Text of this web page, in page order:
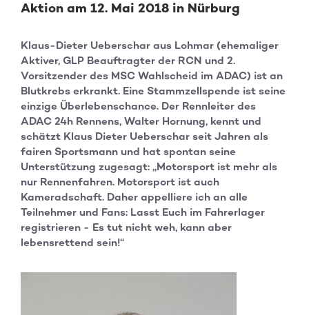
Aktion am 12. Mai 2018 in Nürburg
Klaus-Dieter Ueberschar aus Lohmar (ehemaliger
Aktiver, GLP Beauftragter der RCN und 2.
Vorsitzender des MSC Wahlscheid im ADAC) ist an
Blutkrebs erkrankt. Eine Stammzellspende ist seine
einzige Überlebenschance. Der Rennleiter des
ADAC 24h Rennens, Walter Hornung, kennt und
schätzt Klaus Dieter Ueberschar seit Jahren als
fairen Sportsmann und hat spontan seine
Unterstützung zugesagt: „Motorsport ist mehr als
nur Rennenfahren. Motorsport ist auch
Kameradschaft. Daher appelliere ich an alle
Teilnehmer und Fans: Lasst Euch im Fahrerlager
registrieren - Es tut nicht weh, kann aber
lebensrettend sein!“